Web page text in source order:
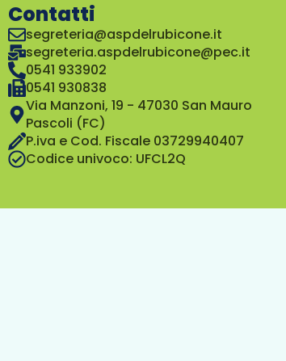
Contatti
segreteria@aspdelrubicone.it
segreteria.aspdelrubicone@pec.it
0541 933902
0541 930838
Via Manzoni, 19 - 47030 San Mauro
Pascoli (FC)
P.iva e Cod. Fiscale 03729940407
Codice univoco: UFCL2Q